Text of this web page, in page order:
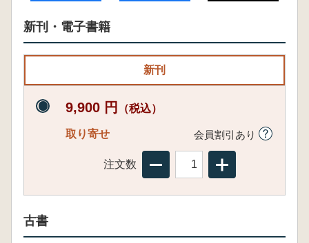
新刊・電子書籍
新刊
9,900 円 （税込）
取り寄せ 会員割引あり
注文数
古書